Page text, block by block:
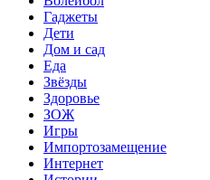
Гаджеты
Дети
Дом и сад
Еда
Звёзды
Здоровье
ЗОЖ
Игры
Импортозамещение
Интернет